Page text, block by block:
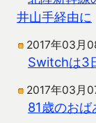
井山手経由に
2017年03月
Switchは3
2017年03月
81歳のお